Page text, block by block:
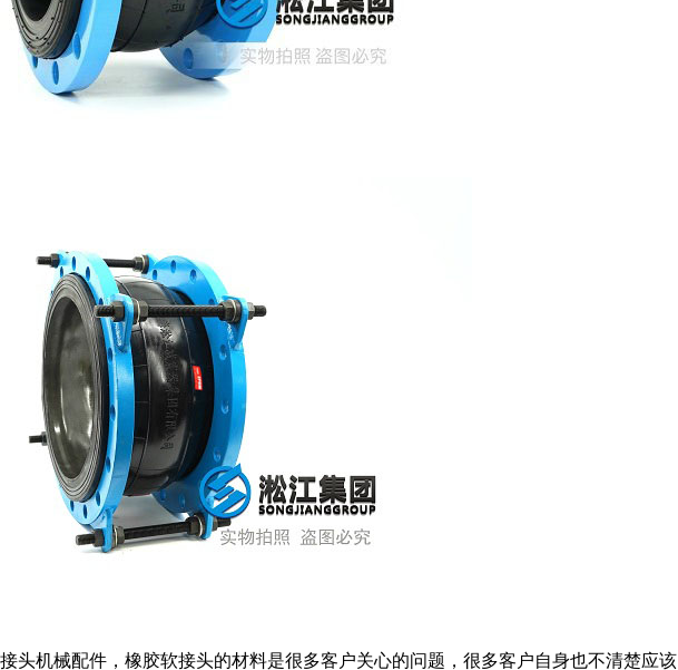
头机械配件，橡胶软接头的材料是很多客户关心的问题，很多客户自身也不清楚应该